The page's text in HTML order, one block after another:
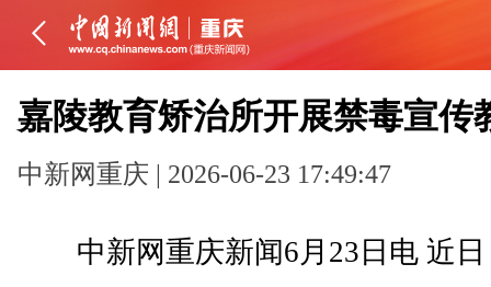
嘉陵教育矫治所开展禁毒宣传
中新网重庆 | 2026-06-23 17:49:47
中新网重庆新闻6月23日电 近日